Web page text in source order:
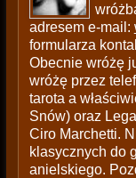
adresem e-mail:
formularza
Obecnie wróżę
wróżę przez
tarota a
Snów) oraz
Ciro Marchetti.
klasycznych do
anielskiego.